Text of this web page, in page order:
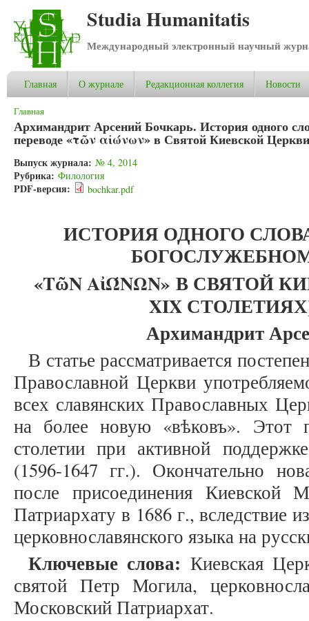
Studia Humanitatis
Международный электронный научный
Главная О журнале Редакционная коллегия Новости
Вы здесь
Главная
Архимандрит Арсений Бочкарь. История одного
переводе «τῶν αἰώνων» в Святой Киевской
Выпуск журнала: № 4, 2014
Рубрика: Филология
PDF-версия: bochkar.pdf
ИСТОРИЯ ОДНОГО
«ΤῶΝ ΑἰΏΝΩΝ» В СВЯТОЙ
XIX
Архимандрит
В статье рассматривается
Православной Церкви
всех славянских Православных
на более новую «вѣковъ». Этот
столетии при активной
(1596-1647 гг.). Окончательно
после присоединения Киевской
Патриархату в 1686 г., вследствие
церковнославянского языка на
Ключевые слова: Киевская
святой Петр Могила,
Московский Патриархат.